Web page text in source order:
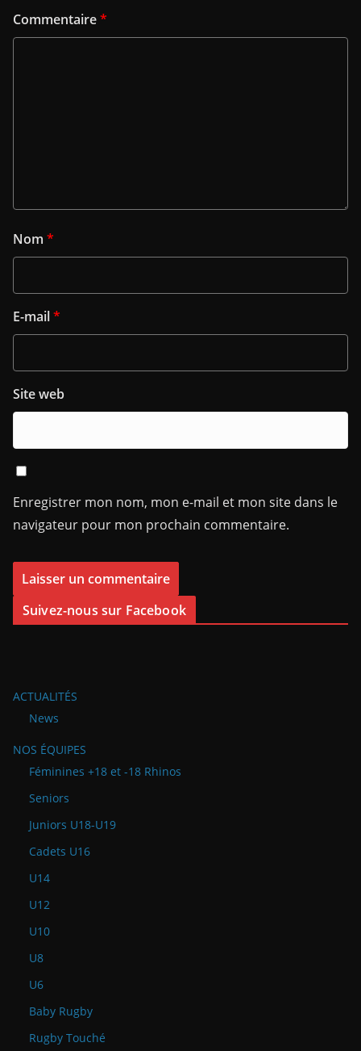
Commentaire*
Nom *
E-mail*
Site web
Enregistrer mon nom, mon e-mail et mon site dans le
navigateur pour mon prochain commentaire.
Suivez-nous sur Facebook
ACTUALITÉS
News
NOS ÉQUIPES
Féminines +18 et -18 Rhinos
Seniors
Juniors U18-U19
Cadets U16
U14
U12
U10
U8
U6
Baby Rugby
Rugby Touché